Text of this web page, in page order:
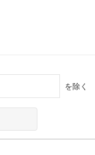
を除く